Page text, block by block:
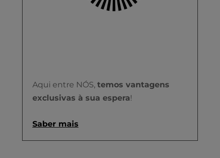
Aqui entre NÓS, temos vantagens
exclusivas à sua espera!
Saber mais